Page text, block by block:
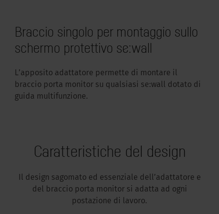
Braccio singolo per montaggio sullo
schermo protettivo se:wall
L’apposito adattatore permette di montare il
braccio porta monitor su qualsiasi se:wall dotato di
guida multifunzione.
Caratteristiche del design
Il design sagomato ed essenziale dell’adattatore e
del braccio porta monitor si adatta ad ogni
postazione di lavoro.